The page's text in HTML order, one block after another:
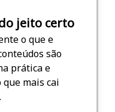
jeito certo
o que e
são
prática e
mais cai